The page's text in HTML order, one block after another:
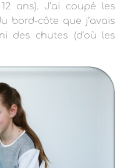
ans). J’ai coupé les
bord-côte que j’avais
des chutes (d’où les